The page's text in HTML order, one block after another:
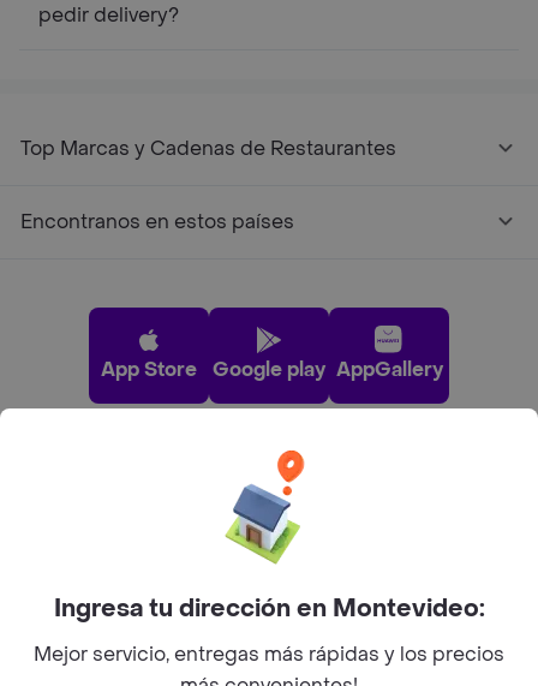
pedir delivery?
Top Marcas y Cadenas de Restaurantes
Encontranos en estos países
App Store Google play AppGallery
Pide tu comida favorita cerca de ti
Ingresa tu dirección en Montevideo:
Mejor servicio, entregas más rápidas y los precios